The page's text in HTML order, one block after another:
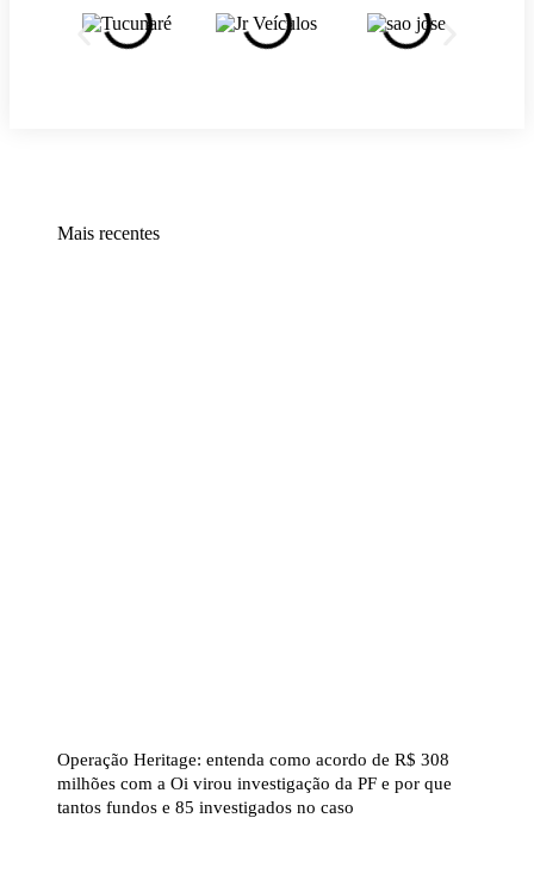
Mais recentes
Operação Heritage: entenda como acordo de R$ 308
milhões com a Oi virou investigação da PF e por que
tantos fundos e 85 investigados no caso